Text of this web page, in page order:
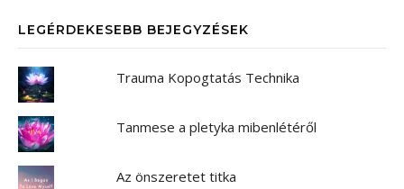
LEGÉRDEKESEBB BEJEGYZÉSEK
Trauma Kopogtatás Technika
Tanmese a pletyka mibenlétéről
Az önszeretet titka